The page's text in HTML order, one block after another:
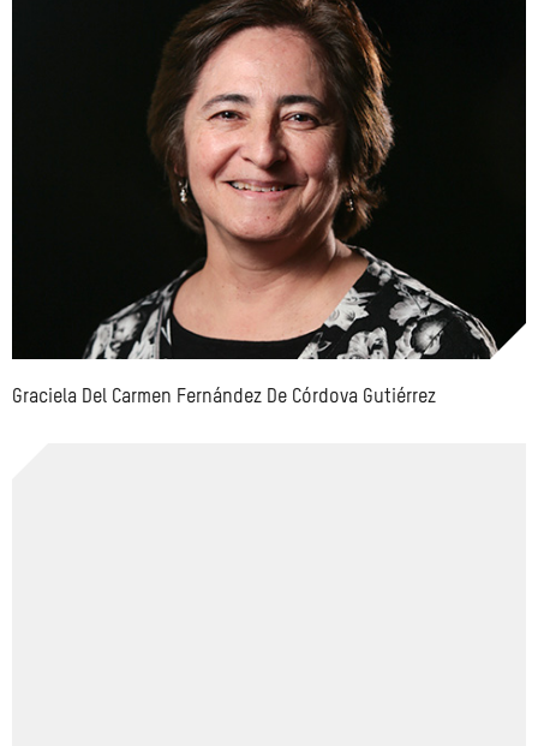
Graciela Del Carmen Fernández De Córdova Gutiérrez